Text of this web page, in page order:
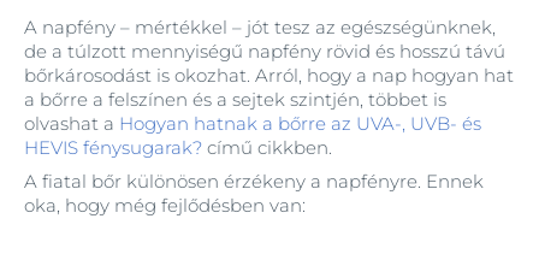
A napfény – mértékkel – jót tesz az egészségünknek,
de a túlzott mennyiségű napfény rövid és hosszú távú
bőrkárosodást is okozhat. Arról, hogy a nap hogyan hat
a bőrre a felszínen és a sejtek szintjén, többet is
olvashat a Hogyan hatnak a bőrre az UVA-, UVB- és
HEVIS fénysugarak? című cikkben.
A fiatal bőr különösen érzékeny a napfényre. Ennek
oka, hogy még fejlődésben van: